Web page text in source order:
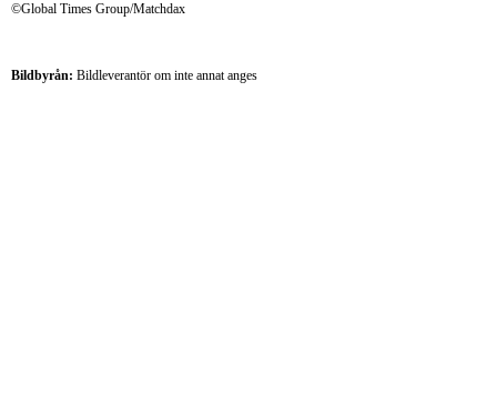
©Global Times Group/Matchdax
Bildbyrån: Bildleverantör om inte annat anges